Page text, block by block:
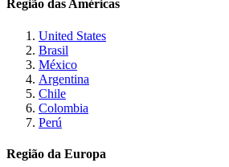
Região das Américas
United States
Brasil
México
Argentina
Chile
Colombia
Perú
Região da Europa